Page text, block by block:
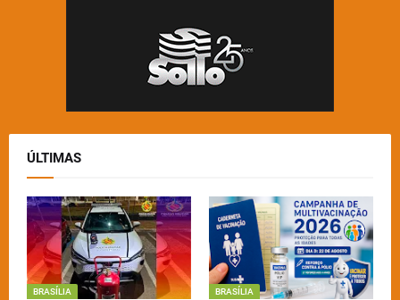
ÚLTIMAS
BRASÍLIA BRASÍLIA